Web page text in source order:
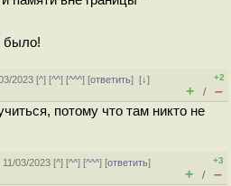
было!
2023 [^] [^^] [^^^] [ответить][↓]
+2
+ / –
потому что там никто не
11/03/2023 [^] [^^] [^^^] [ответить]
+3
+ / –